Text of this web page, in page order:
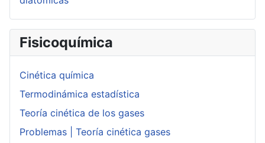
Fisicoquímica
Cinética química
Termodinámica estadística
Teoría cinética de los gases
Problemas | Teoría cinética gases